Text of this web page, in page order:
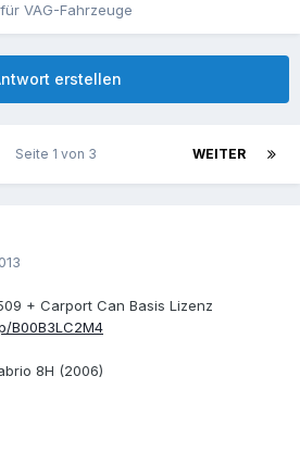
VAG-Fahrzeuge
erstellen
WEITER
Seite 1 von 3
+ Carport Can Basis Lizenz
B00B3LC2M4
8H (2006)